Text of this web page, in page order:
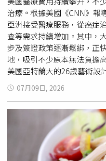
牙哥分校的大腸直腸外科醫
譯）指出，可以想像這款設
遠村落，或是任何遠離大城
將為全球缺乏醫療資源的地
門。不僅如此，這項技術也
護理人員短缺的潛在解方，
葉（Michael Yip）強調，人
行更多手術，有效分擔醫護
信我們已經證明了在手術室
的可能性，這項技術最終
一步將持續優化系統，朝
治療。根據美國《CNN》報
亞洲接受醫療服務，從癌症
查等需求持續增加。其中，
步及簽證政策逐漸鬆綁，正
地，吸引不少原本無法負擔
美國亞特蘭大的26歲藝術設
中之一。他原本規劃人生首
及重慶等熱門城市，但真正
非旅遊，而是希望以更低的
年底健康檢查時，被醫師發
並非癌症，但醫師仍建議
是自費醫療支出就接近1萬
難以負擔。父親隨後開始
07月09日, 2026